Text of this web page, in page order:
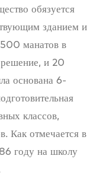
обязуется
зданием и
манатов в
и 20
основана 6-
классов,
Как отмечается в
году на школу